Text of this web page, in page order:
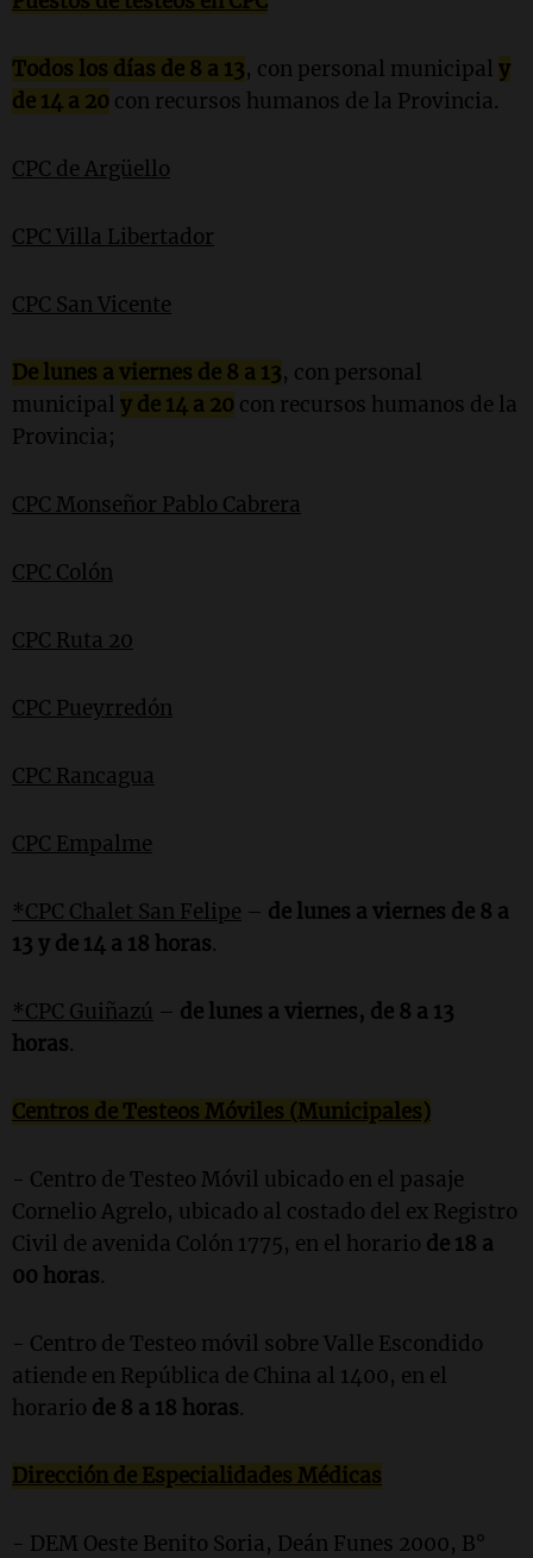
Todos los días de 8 a 13, con personal municipal y
de 14 a 20 con recursos humanos de la Provincia.
CPC de Argüello
CPC Villa Libertador
CPC San Vicente
De lunes a viernes de 8 a 13, con personal
municipal y de 14 a 20 con recursos humanos de la
Provincia;
CPC Monseñor Pablo Cabrera
CPC Colón
CPC Ruta 20
CPC Pueyrredón
CPC Rancagua
CPC Empalme
*CPC Chalet San Felipe – de lunes a viernes de 8 a
13 y de 14 a 18 horas.
*CPC Guiñazú – de lunes a viernes, de 8 a 13
horas.
Centros de Testeos Móviles (Municipales)
- Centro de Testeo Móvil ubicado en el pasaje
Cornelio Agrelo, ubicado al costado del ex Registro
Civil de avenida Colón 1775, en el horario de 18 a
00 horas.
- Centro de Testeo móvil sobre Valle Escondido
atiende en República de China al 1400, en el
horario de 8 a 18 horas.
Dirección de Especialidades Médicas
- DEM Oeste Benito Soria, Deán Funes 2000, B°